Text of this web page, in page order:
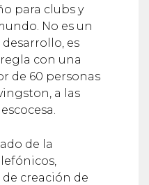
para clubs y
No es un
es
con una
de 60 personas
a las
de la
creación de